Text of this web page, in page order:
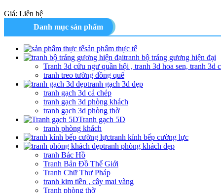
Giá: Liên hệ
Danh mục sản phẩm
sản phẩm thực tế
tranh bộ tráng gương hiện đại
Tranh 3d cửu ngư quần hội , tranh 3d hoa sen, tranh 3d
tranh treo tường đồng quê
tranh gạch 3d đẹp
tranh gạch 3d cá chép
tranh gạch 3d phòng khách
tranh gạch 3d phòng thờ
Tranh gạch 5D
tranh phòng khách
tranh kính bếp cường lực
tranh phòng khách đẹp
tranh Bác Hồ
Tranh Bản Đồ Thế Giới
Tranh Chữ Thư Pháp
tranh kim tiền , cây mai vàng
Tranh phòng thờ